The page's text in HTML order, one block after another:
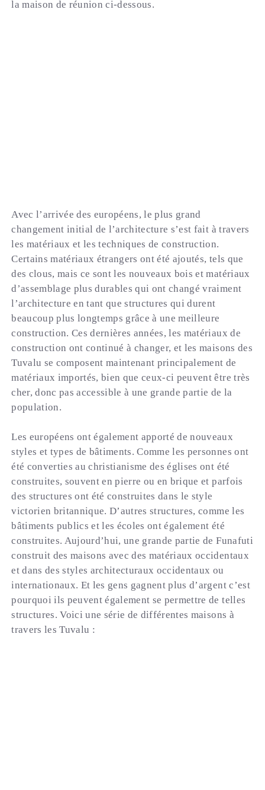
la maison de réunion ci-dessous.
Avec l’arrivée des européens, le plus grand
changement initial de l’architecture s’est fait à travers
les matériaux et les techniques de construction.
Certains matériaux étrangers ont été ajoutés, tels que
des clous, mais ce sont les nouveaux bois et matériaux
d’assemblage plus durables qui ont changé vraiment
l’architecture en tant que structures qui durent
beaucoup plus longtemps grâce à une meilleure
construction. Ces dernières années, les matériaux de
construction ont continué à changer, et les maisons des
Tuvalu se composent maintenant principalement de
matériaux importés, bien que ceux-ci peuvent être très
cher, donc pas accessible à une grande partie de la
population.
Les européens ont également apporté de nouveaux
styles et types de bâtiments. Comme les personnes ont
été converties au christianisme des églises ont été
construites, souvent en pierre ou en brique et parfois
des structures ont été construites dans le style
victorien britannique. D’autres structures, comme les
bâtiments publics et les écoles ont également été
construites. Aujourd’hui, une grande partie de Funafuti
construit des maisons avec des matériaux occidentaux
et dans des styles architecturaux occidentaux ou
internationaux. Et les gens gagnent plus d’argent c’est
pourquoi ils peuvent également se permettre de telles
structures. Voici une série de différentes maisons à
travers les Tuvalu :